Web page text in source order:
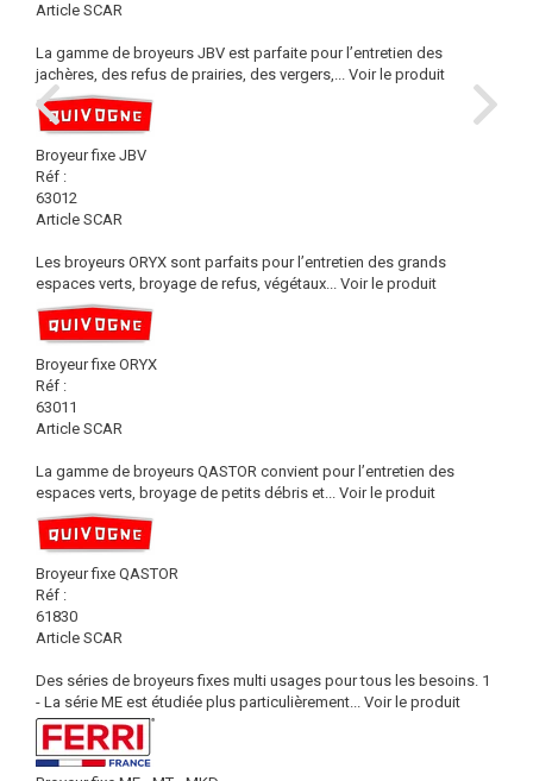
Article SCAR
La gamme de broyeurs JBV est parfaite pour l’entretien des
jachères, des refus de prairies, des vergers,... Voir le produit
Broyeur fixe JBV
Réf :
63012
Article SCAR
Les broyeurs ORYX sont parfaits pour l’entretien des grands
espaces verts, broyage de refus, végétaux... Voir le produit
Broyeur fixe ORYX
Réf :
63011
Article SCAR
La gamme de broyeurs QASTOR convient pour l’entretien des
espaces verts, broyage de petits débris et... Voir le produit
Broyeur fixe QASTOR
Réf :
61830
Article SCAR
Des séries de broyeurs fixes multi usages pour tous les besoins. 1
- La série ME est étudiée plus particulièrement... Voir le produit